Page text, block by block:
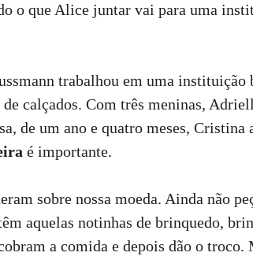
o que Alice juntar vai para uma
trabalhou em uma instituição
de calçados. Com três meninas,
de um ano e quatro meses, Cristina
é importante.
sobre nossa moeda. Ainda não
aquelas notinhas de brinquedo,
a comida e depois dão o troco.